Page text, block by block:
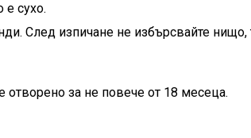
е сухо.
След изпичане не избърсвайте
отворено за не повече от 18 месеца.